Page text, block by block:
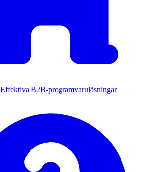
Effektiva B2B-programvarulösningar